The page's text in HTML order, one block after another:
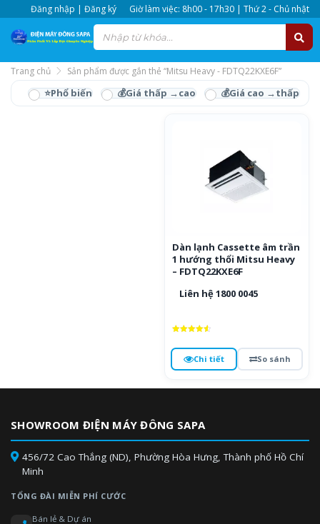
Đăng nhập | Đăng ký Giờ làm việc: 8h00 - 17h30 | Thứ 2 - Chủ nhật
Trang chủ Sản phẩm được gắn thẻ “Mitsu Heavy - FDTQ22KXE6F”
Mitsu Heavy -
Dàn lạnh Cassette âm trần
1 hướng thổi Mitsu Heavy
– FDTQ22KXE6F
Liên hệ 1800 0045
5 saoChi tiết So sánh
SHOWROOM ĐIỆN MÁY ĐÔNG SAPA
456/72 Cao Thắng (ND), Phường Hòa Hưng, Thành phố Hồ Chí
Minh
TỔNG ĐÀI MIỄN PHÍ CƯỚC
Bán lẻ & Dự án